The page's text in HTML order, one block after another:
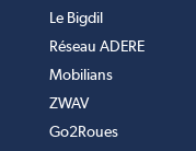
Le Bigdil
Réseau ADERE
Mobilians
ZWAV
Go2Roues